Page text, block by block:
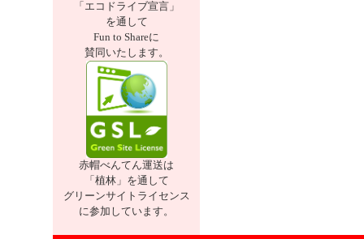
「エコドライブ宣言」
を通して
Fun to Shareに
賛同いたします。
赤帽べんてん運送は
「植林」を通して
グリーンサイトライセンス
に参加しています。